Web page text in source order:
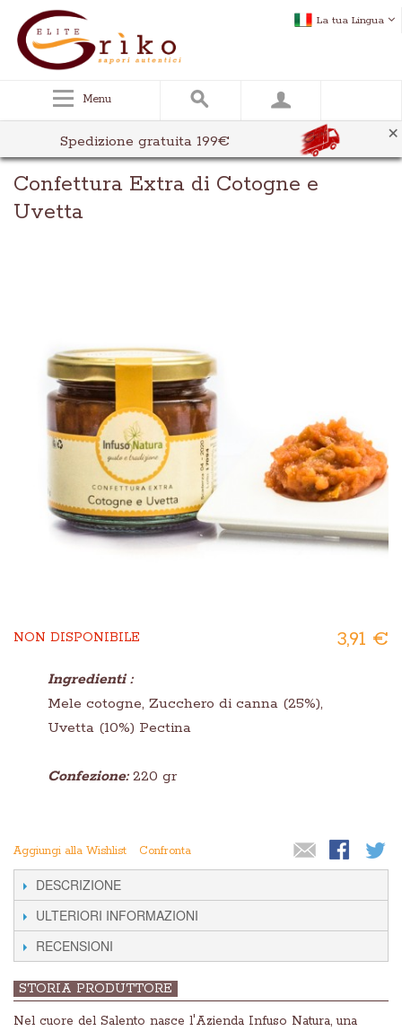
La tua Lingua
Menu
×
Spedizione gratuita 199€
Confettura Extra di Cotogne e
Uvetta
3,91 €
NON DISPONIBILE
Ingredienti :
Mele cotogne, Zucchero di canna (25%),
Uvetta (10%) Pectina
Confezione:220 gr
Aggiungi alla Wishlist Confronta
DESCRIZIONE
ULTERIORI INFORMAZIONI
RECENSIONI
STORIA PRODUTTORE
Nel cuore del Salento nasce l'Azienda Infuso Natura, una